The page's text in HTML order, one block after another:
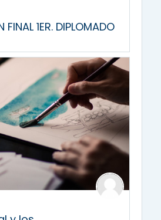
FINAL 1ER. DIPLOMADO